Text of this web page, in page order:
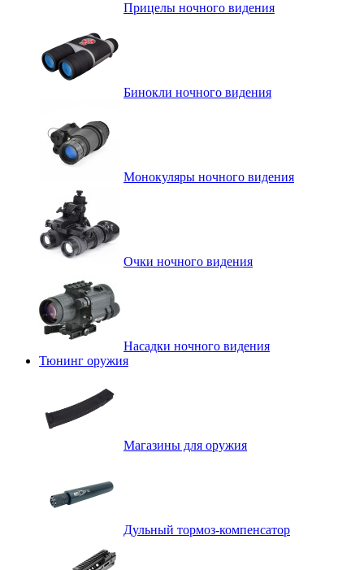
Прицелы ночного видения
Бинокли ночного видения
Монокуляры ночного видения
Очки ночного видения
Насадки ночного видения
Тюнинг оружия
Магазины для оружия
Дульный тормоз-компенсатор